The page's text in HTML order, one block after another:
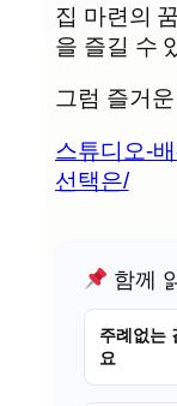
집 마련의
을 즐길 수
그럼 즐거
스튜디오-
선택은/
함께
주례없는
요